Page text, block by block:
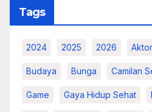
Tags
2024 2025 2026 Aktor
Budaya Bunga Camilan
Game Gaya Hidup Sehat